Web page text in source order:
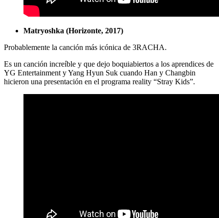
Matryoshka (Horizonte, 2017)
Probablemente la canción más icónica de 3RACHA.
Es un canción increíble y que dejo boquiabiertos a los aprendices de
YG Entertainment y Yang Hyun Suk cuando Han y Changbin
hicieron una presentación en el programa reality “Stray Kids”.